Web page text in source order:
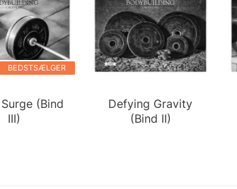
BEDSTSÆLGER
(Bind
III)
Defying Gravity
(Bind II)